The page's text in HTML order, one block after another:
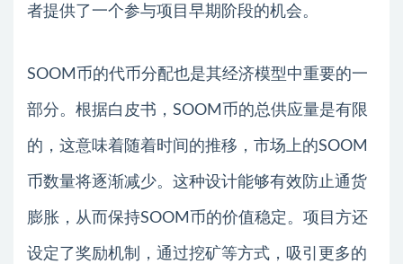
者提供了一个参与项目早期阶段的机会。
SOOM币的代币分配也是其经济模型中重要的一
部分。根据白皮书，SOOM币的总供应量是有限
的，这意味着随着时间的推移，市场上的SOOM
币数量将逐渐减少。这种设计能够有效防止通货
膨胀，从而保持SOOM币的价值稳定。项目方还
设定了奖励机制，通过挖矿等方式，吸引更多的